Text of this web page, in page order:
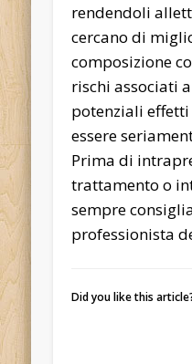
rendendoli
cercano di
composizione
rischi associati
potenziali
essere
Prima di
trattamento o
sempre
professionista
Did you like this